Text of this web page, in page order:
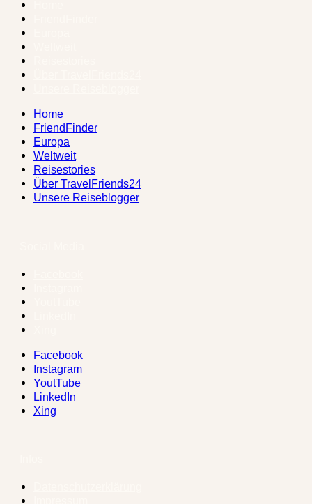
Home
FriendFinder
Europa
Weltweit
Reisestories
Über TravelFriends24
Unsere Reiseblogger
Facebook
Instagram
YoutTube
LinkedIn
Xing